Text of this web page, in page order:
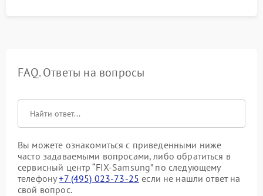
FAQ. Ответы на вопросы
Вы можете ознакомиться с приведенными ниже
часто задаваемыми вопросами, либо обратиться в
сервисный центр “FIX-Samsung” по следующему
телефону+7 (495) 023-73-25 если не нашли ответ на
свой вопрос.